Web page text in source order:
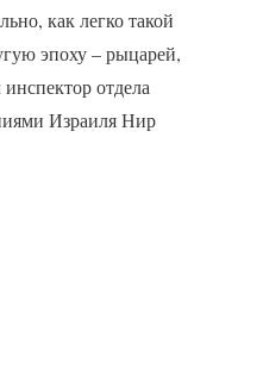
как легко такой
эпоху – рыцарей,
отдела
Израиля Нир